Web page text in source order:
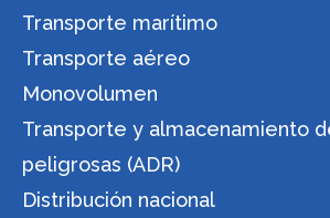
Transporte marítimo
Transporte aéreo
Monovolumen
Transporte y almacenamiento
peligrosas (ADR)
Distribución nacional